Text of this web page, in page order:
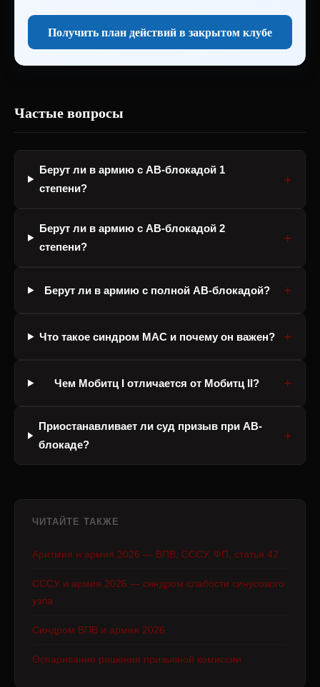
Получить план действий в закрытом клубе
Частые вопросы
Берут ли в армию с АВ-блокадой 1
степени?
Берут ли в армию с АВ-блокадой 2
степени?
Берут ли в армию с полной АВ-блокадой?
Что такое синдром МАС и почему он важен?
Чем Мобитц I отличается от Мобитц II?
Приостанавливает ли суд призыв при АВ-
блокаде?
ЧИТАЙТЕ ТАКЖЕ
Аритмия и армия 2026 — ВПВ, СССУ, ФП, статья 42
СССУ и армия 2026 — синдром слабости синусового
узла
Синдром ВПВ и армия 2026
Оспаривание решения призывной комиссии